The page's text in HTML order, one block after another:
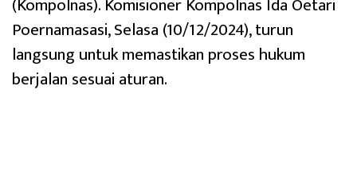
Poernamasasi, Selasa (10/12/2024), turun
langsung untuk memastikan proses hukum
berjalan sesuai aturan.